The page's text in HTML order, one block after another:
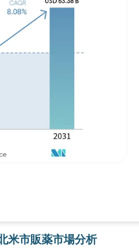
画像 © Mordor Intelligence。再利用にはCC
米市販薬市場分析